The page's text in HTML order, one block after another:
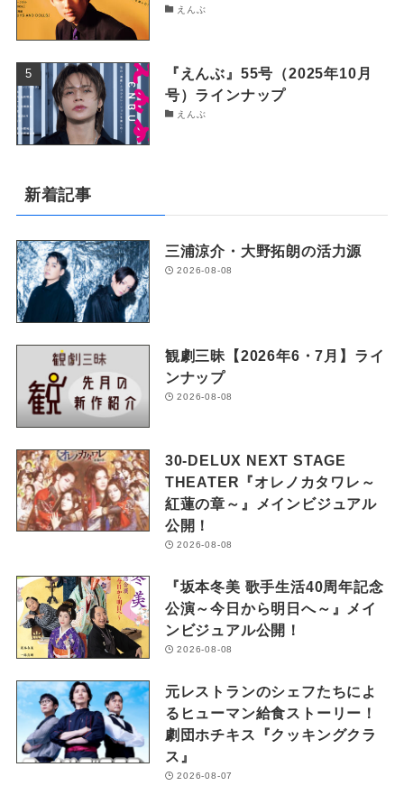
えんぶ
『えんぶ』55号（2025年10月
号）ラインナップ
えんぶ
新着記事
三浦涼介・大野拓朗の活力源
2026-08-08
観劇三昧【2026年6・7月】ライ
ンナップ
2026-08-08
30-DELUX NEXT STAGE
THEATER『オレノカタワレ～
紅蓮の章～』メインビジュアル
公開！
2026-08-08
『坂本冬美 歌手生活40周年記念
公演～今日から明日へ～』メイ
ンビジュアル公開！
2026-08-08
元レストランのシェフたちによ
るヒューマン給食ストーリー！
劇団ホチキス『クッキングクラ
ス』
2026-08-07